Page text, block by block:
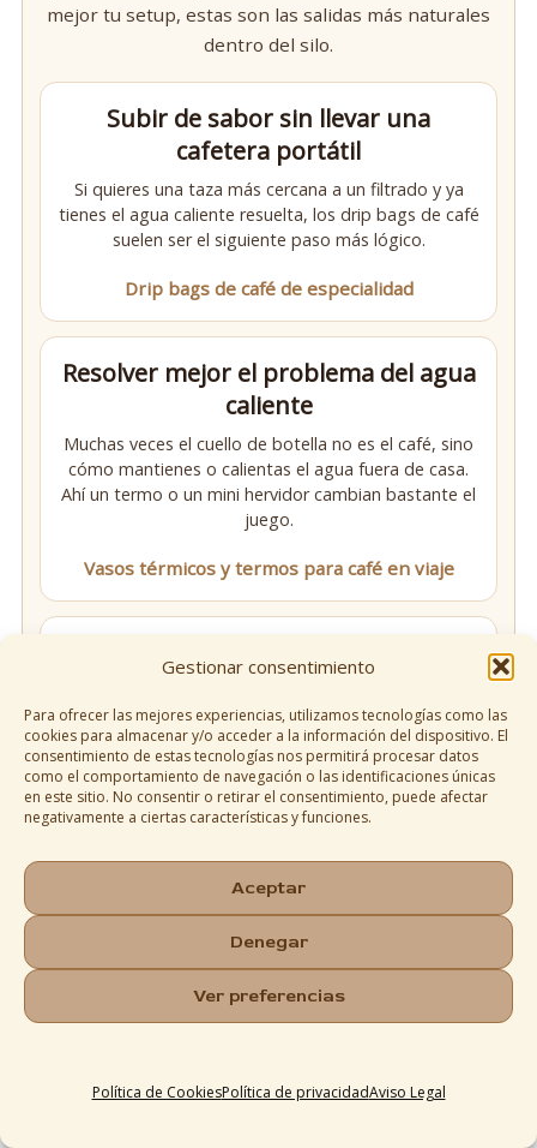
Gestionar consentimiento
Para ofrecer las mejores experiencias, utilizamos tecnologías como las
cookies para almacenar y/o acceder a la información del dispositivo. El
consentimiento de estas tecnologías nos permitirá procesar datos
como el comportamiento de navegación o las identificaciones únicas
en este sitio. No consentir o retirar el consentimiento, puede afectar
negativamente a ciertas características y funciones.
Aceptar
Denegar
Ver preferencias
Política de CookiesPolítica de privacidadAviso Legal
mejor tu setup, estas son las salidas más naturales
dentro del silo.
Subir de sabor sin llevar una
cafetera portátil
Si quieres una taza más cercana a un filtrado y ya
tienes el agua caliente resuelta, los drip bags de café
suelen ser el siguiente paso más lógico.
Drip bags de café de especialidad
Resolver mejor el problema del agua
caliente
Muchas veces el cuello de botella no es el café, sino
cómo mantienes o calientas el agua fuera de casa.
Ahí un termo o un mini hervidor cambian bastante el
juego.
Vasos térmicos y termos para café en viaje
verdad”
Si en realidad ya estás mirando algo más estable
que un instantáneo, aquí tienes las opciones que
más sentido tienen según cómo viajas y cuánto
quieres complicarte.